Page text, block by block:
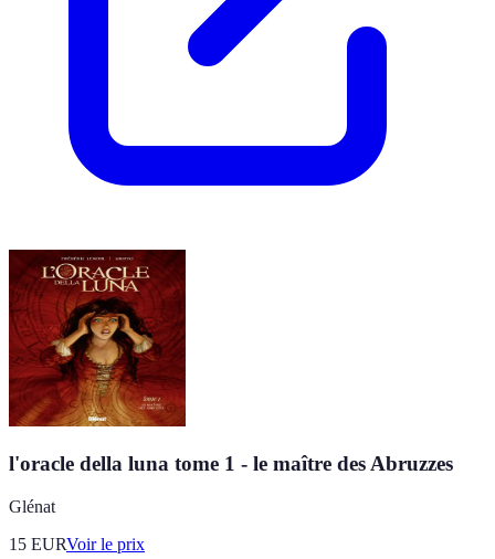
l'oracle della luna tome 1 - le maître des Abruzzes
Glénat
15 EURVoir le prix